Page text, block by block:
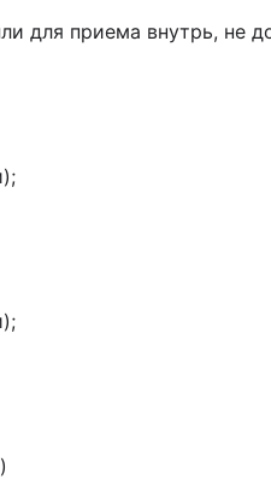
для приема внутрь, не